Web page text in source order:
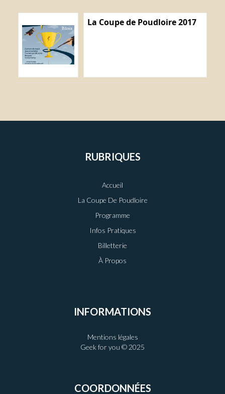
La Coupe de Poudloire 2017
RUBRIQUES
Accueil
La Coupe De Poudloire
Programme
Infos Pratiques
Billetterie
À Propos
INFORMATIONS
Mentions légales
Geek for you © 2025
COORDONNÉES